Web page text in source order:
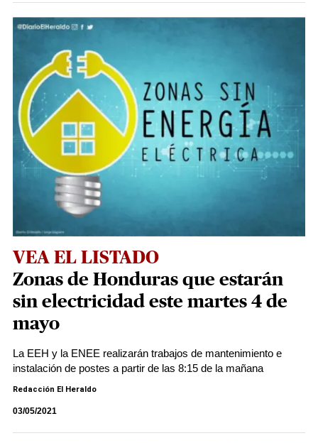
VEA EL LISTADO
Zonas de Honduras que estarán
sin electricidad este martes 4 de
mayo
La EEH y la ENEE realizarán trabajos de mantenimiento e
instalación de postes a partir de las 8:15 de la mañana
Redacción El Heraldo
03/05/2021